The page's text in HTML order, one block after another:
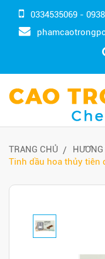
0334535069 -
TRANG CHỦ
Tinh dầu hoa thủy tiên